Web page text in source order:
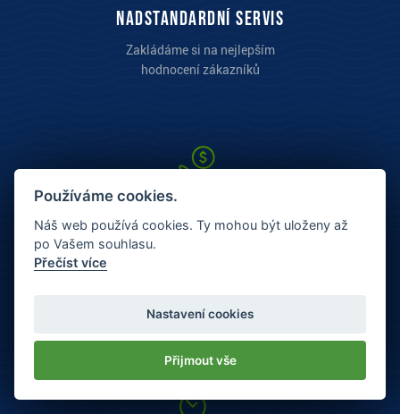
Nadstandardní servis
Zakládáme si na nejlepším
hodnocení zákazníků
konkurence.
Používáme cookies.
Náš web používá cookies. Ty mohou být uloženy až
po Vašem souhlasu.
Přečíst více
Nastavení cookies
Přijmout vše